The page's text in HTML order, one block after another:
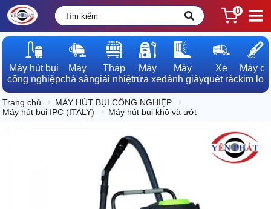
0
Máy hút bụi
công nghiệp
Máy
chà sàn
Tháp
giải nhiệt
Máy
rửa xe
Máy
đánh giày
Xe
quét rác
Máy dò
kim loại
Trang chủ
MÁY HÚT BỤI CÔNG NGHIỆP
Máy hút bụi IPC (ITALY)
Máy hút bụi khô và ướt